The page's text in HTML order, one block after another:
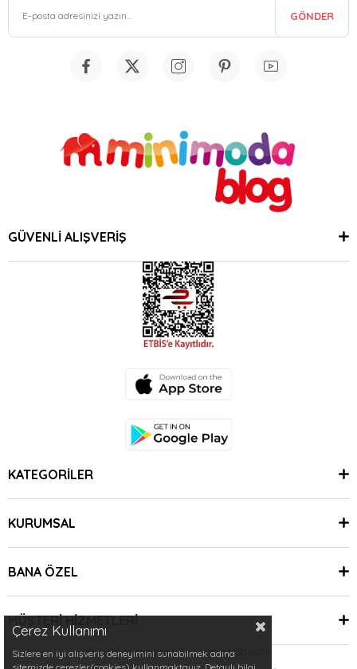
GÖNDER
GÜVENLİ ALIŞVERİŞ
KATEGORİLER
KURUMSAL
BANA ÖZEL
MÜŞTERİ HİZMETLERİ
© 2024 Minimoda | Tüm Hakları Saklıdır.
Çerez Kullanımı
Sizlere en iyi alışveriş deneyimini sunabilmek adına